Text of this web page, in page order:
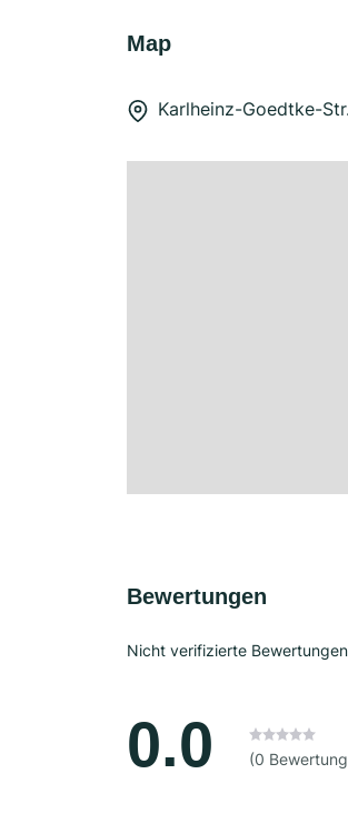
Map
Karlheinz-Goedtke-
Bewertungen
Nicht verifizierte Bewertungen
0.0 (0